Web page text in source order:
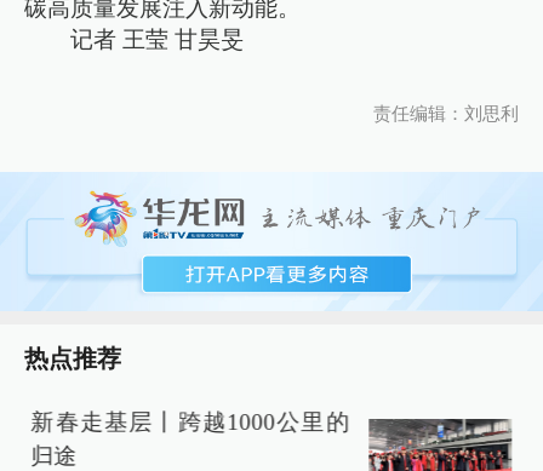
碳高质量发展注入新动能。
记者 王莹 甘昊旻
责任编辑：刘思利
热点推荐
新春走基层丨跨越1000公里的
归途